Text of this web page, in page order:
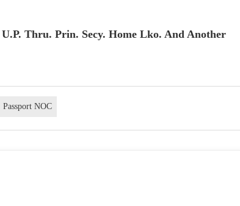
Thru. Prin. Secy. Home Lko. And Another
Passport NOC